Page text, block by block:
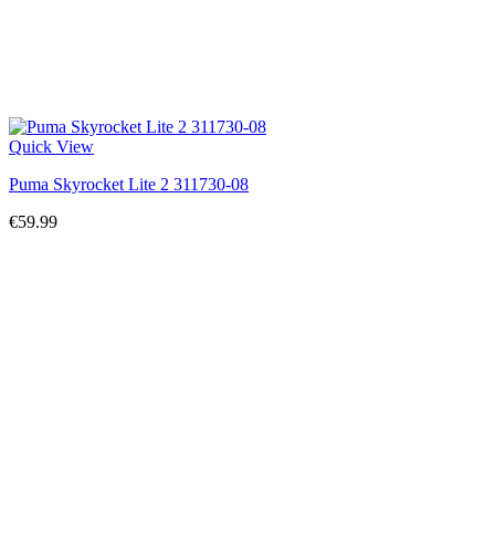
Quick View
Puma Skyrocket Lite 2 311730-08
€59.99